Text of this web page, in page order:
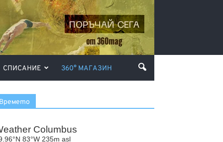
СПИСАНИЕ 360° МАГАЗИН